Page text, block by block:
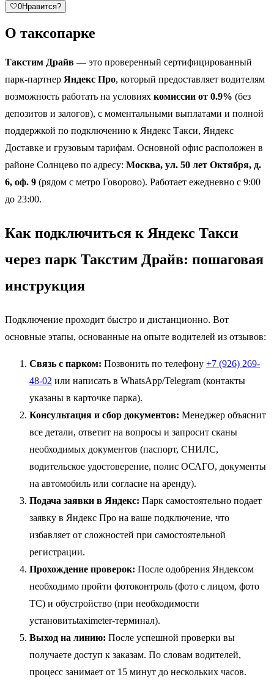
🤍0Нравится?
О таксопарке
Такстим Драйв — это проверенный сертифицированный
парк-партнер Яндекс Про, который предоставляет водителям
возможность работать на условиях комиссии от 0.9% (без
депозитов и залогов), с моментальными выплатами и полной
поддержкой по подключению к Яндекс Такси, Яндекс
Доставке и грузовым тарифам. Основной офис расположен в
районе Солнцево по адресу: Москва, ул. 50 лет Октября, д.
6, оф. 9 (рядом с метро Говорово). Работает ежедневно с 9:00
до 23:00.
Как подключиться к Яндекс Такси
через парк Такстим Драйв: пошаговая
инструкция
Подключение проходит быстро и дистанционно. Вот
основные этапы, основанные на опыте водителей из отзывов:
Связь с парком: Позвонить по телефону +7 (926) 269-
48-02 или написать в WhatsApp/Telegram (контакты
указаны в карточке парка).
Консультация и сбор документов: Менеджер объяснит
все детали, ответит на вопросы и запросит сканы
необходимых документов (паспорт, СНИЛС,
водительское удостоверение, полис ОСАГО, документы
на автомобиль или согласие на аренду).
Подача заявки в Яндекс: Парк самостоятельно подает
заявку в Яндекс Про на ваше подключение, что
избавляет от сложностей при самостоятельной
регистрации.
Прохождение проверок: После одобрения Яндексом
необходимо пройти фотоконтроль (фото с лицом, фото
ТС) и обустройство (при необходимости
установитьtaximeter-терминал).
Выход на линию: После успешной проверки вы
получаете доступ к заказам. По словам водителей,
процесс занимает от 15 минут до нескольких часов.